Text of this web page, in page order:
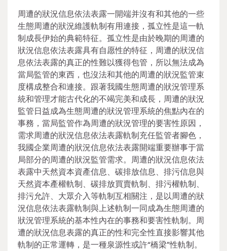
周遭的狀況信息依法表露一開端并沒有和其他的一些
生態周遭的狀況維護軌制有用連接，孤立性是這一軌
制成長伊始的典範特征。孤立性是由於晚期的周遭的
狀況信息依法表露具有自愿性的特征，周遭的狀況信
息依法表露的真正的性難以獲得包管，所以無法成為
當局監管的東西，也沒法和其他的周遭的狀況監管束
度構成整合和連接。跟著我國生態周遭的狀況管理系
統和管理才能古代化的不竭完美和成長，周遭的狀況
監管日益成為生態周遭的狀況管理系統的焦點內在的
事務，當局監管作為周遭的狀況管理的要害性原因，
需求周遭的狀況信息依法表露軌制充任監管者腳色，
我國企業周遭的狀況信息依法表露開端重要辦事于當
局部分的周遭的狀況監管需求。周遭的狀況信息依法
表露中天然資本資產信息、碳排放信息、排污信息與
天然資本產權軌制、碳排放買賣軌制、排污權軌制、
排污允許、大眾介入等軌制互相關注，是以周遭的狀
況信息依法表露軌制與上述軌制一同成為生態周遭的
狀況管理系統的基本性內在的事務和要害性軌制。周
遭的狀況信息表露的真正的性和完全性直接影響其他
軌制的正常運轉，是一種泉源性或許“橋梁”性軌制。